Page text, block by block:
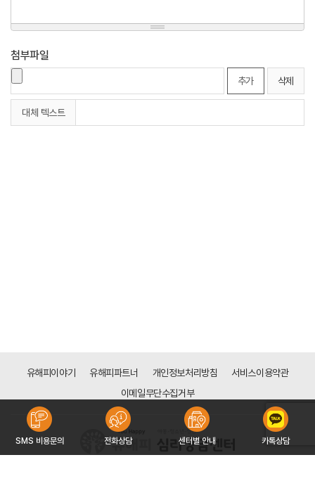
첨부파일
추가 삭제
대체 텍스트
유해피이야기 유해피파트너 개인정보처리방침
서비스이용약관
이메일무단수집거부
SMS 비용문의 전화상담 센터별 안내 카톡상담